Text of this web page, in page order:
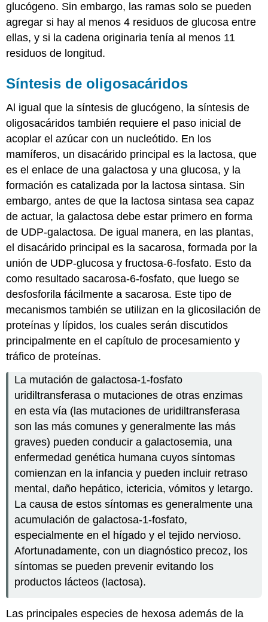
glucógeno. Sin embargo, las ramas solo se pueden
agregar si hay al menos 4 residuos de glucosa entre
ellas, y si la cadena originaria tenía al menos 11
residuos de longitud.
Síntesis de oligosacáridos
Al igual que la síntesis de glucógeno, la síntesis de
oligosacáridos también requiere el paso inicial de
acoplar el azúcar con un nucleótido. En los
mamíferos, un disacárido principal es la lactosa, que
es el enlace de una galactosa y una glucosa, y la
formación es catalizada por la lactosa sintasa. Sin
embargo, antes de que la lactosa sintasa sea capaz
de actuar, la galactosa debe estar primero en forma
de UDP-galactosa. De igual manera, en las plantas,
el disacárido principal es la sacarosa, formada por la
unión de UDP-glucosa y fructosa-6-fosfato. Esto da
como resultado sacarosa-6-fosfato, que luego se
desfosforila fácilmente a sacarosa. Este tipo de
mecanismos también se utilizan en la glicosilación de
proteínas y lípidos, los cuales serán discutidos
principalmente en el capítulo de procesamiento y
tráfico de proteínas.
La mutación de galactosa-1-fosfato
uridiltransferasa o mutaciones de otras enzimas
en esta vía (las mutaciones de uridiltransferasa
son las más comunes y generalmente las más
graves) pueden conducir a galactosemia, una
enfermedad genética humana cuyos síntomas
comienzan en la infancia y pueden incluir retraso
mental, daño hepático, ictericia, vómitos y letargo.
La causa de estos síntomas es generalmente una
acumulación de galactosa-1-fosfato,
especialmente en el hígado y el tejido nervioso.
Afortunadamente, con un diagnóstico precoz, los
síntomas se pueden prevenir evitando los
productos lácteos (lactosa).
Las principales especies de hexosa además de la